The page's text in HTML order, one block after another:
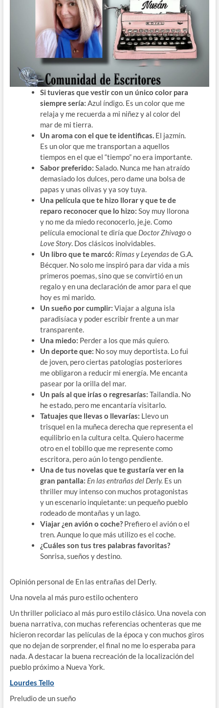
Si tuvieras que vestir con un único color para
siempre sería: Azul índigo. Es un color que me
relaja y me recuerda a mi niñez y al color del
mar de mi tierra.
Un aroma con el que te identificas. El jazmín.
Es un olor que me transportan a aquellos
tiempos en el que el “tiempo” no era importante.
Sabor preferido: Salado. Nunca me han atraído
demasiado los dulces, pero dame una bolsa de
papas y unas olivas y ya soy tuya.
Una película que te hizo llorar y que te de
reparo reconocer que lo hizo:Soy muy llorona
y no me da miedo reconocerlo, je,je. Como
película emocional te diría que Doctor Zhivago o
Love Story. Dos clásicos inolvidables.
Un libro que te marcó: Rimas y Leyendasde G.A.
Bécquer. No solo me inspiró para dar vida a mis
primeros poemas, sino que se convirtió en un
regalo y en una declaración de amor para el que
hoy es mi marido.
Un sueño por cumplir: Viajar a alguna isla
paradisíaca y poder escribir frente a un mar
transparente.
Una miedo: Perder a los que más quiero.
Un deporte que: No soy muy deportista. Lo fui
de joven, pero ciertas patologías posteriores
me obligaron a reducir mi energía. Me encanta
pasear por la orilla del mar.
Un país al que irías o regresarías: Tailandia. No
he estado, pero me encantaría visitarlo.
Tatuajes que llevas o llevarías: Llevo un
trisquel en la muñeca derecha que representa el
equilibrio en la cultura celta. Quiero hacerme
otro en el tobillo que me represente como
escritora, pero aún lo tengo pendiente.
Una de tus novelas que te gustaría ver en la
gran pantalla: En las entrañas del Derly. Es un
thriller muy intenso con muchos protagonistas
y un escenario inquietante: un pequeño pueblo
rodeado de montañas y un lago.
Viajar ¿en avión o coche? Prefiero el avión o el
tren. Aunque lo que más utilizo es el coche.
¿Cuáles son tus tres palabras favoritas?
Sonrisa, sueños y destino.
Opinión personal de En las entrañas del Derly.
Una novela al más puro estilo ochentero
Un thriller policiaco al más puro estilo clásico. Una novela con
buena narrativa, con muchas referencias ochenteras que me
hicieron recordar las películas de la época y con muchos giros
que no dejan de sorprender, el final no me lo esperaba para
nada. A destacar la buena recreación de la localización del
pueblo próximo a Nueva York.
Lourdes Tello
Preludio de un sueño